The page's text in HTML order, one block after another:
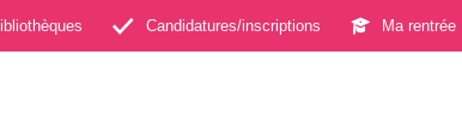
Candidatures/inscriptions Ma rentrée